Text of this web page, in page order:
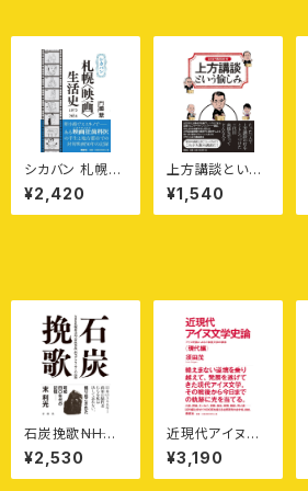
シカバン 札幌
〈映画〉生活史 1
975-2024
¥2,420
上方講談という
愉しみ——三代
目旭堂南陵が守
り伝えた話芸の
¥1,540
石炭挽歌⸺NH
K札幌放送局〈炭
鉱事故〉担当ア
ナウンサーの記
¥2,530
近現代アイヌ文
学史論⸺アイヌ
民族による日本
語文学の軌跡
¥3,190